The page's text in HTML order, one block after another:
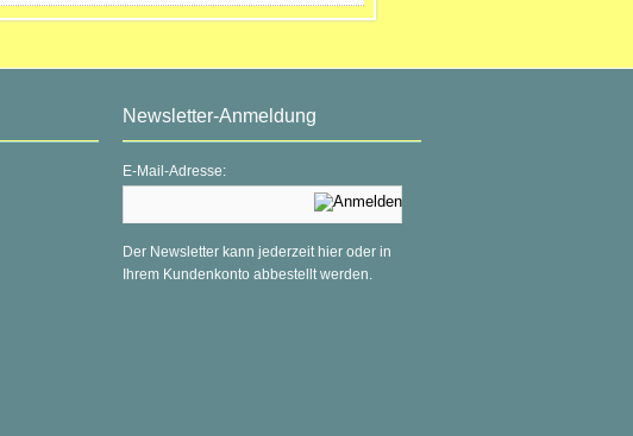
Newsletter-Anmeldung
E-Mail-Adresse:
Der Newsletter kann jederzeit hier oder in
Ihrem Kundenkonto abbestellt werden.